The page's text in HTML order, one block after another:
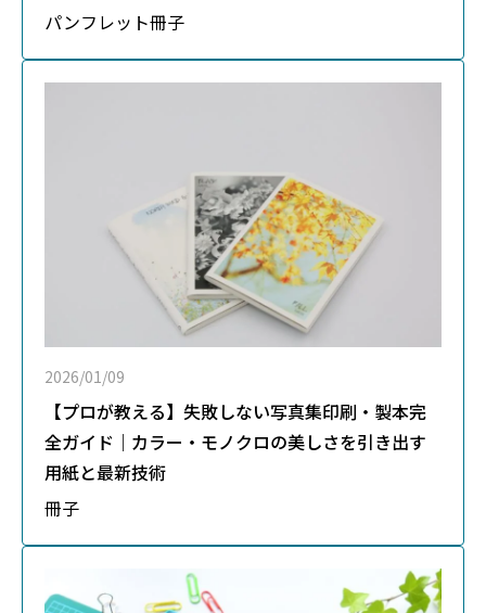
パンフレット冊子
2026/01/09
【プロが教える】失敗しない写真集印刷・製本完
全ガイド｜カラー・モノクロの美しさを引き出す
用紙と最新技術
冊子